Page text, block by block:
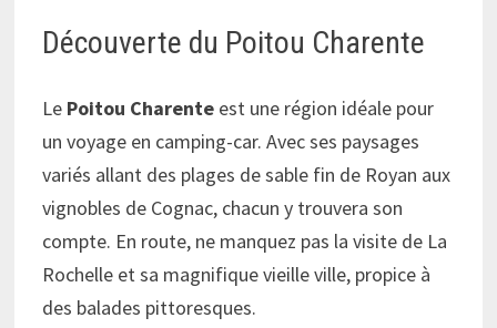
Découverte du Poitou Charente
Le Poitou Charente est une région idéale pour
un voyage en camping-car. Avec ses paysages
variés allant des plages de sable fin de Royan aux
vignobles de Cognac, chacun y trouvera son
compte. En route, ne manquez pas la visite de La
Rochelle et sa magnifique vieille ville, propice à
des balades pittoresques.